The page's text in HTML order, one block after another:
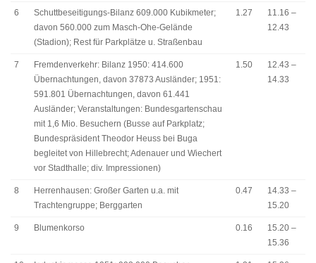
6
Schuttbeseitigungs-Bilanz 609.000 Kubikmeter;
davon 560.000 zum Masch-Ohe-Gelände
(Stadion); Rest für Parkplätze u. Straßenbau
1.27
11.16 –
12.43
7
Fremdenverkehr: Bilanz 1950: 414.600
Übernachtungen, davon 37873 Ausländer; 1951:
591.801 Übernachtungen, davon 61.441
Ausländer; Veranstaltungen: Bundesgartenschau
mit 1,6 Mio. Besuchern (Busse auf Parkplatz;
Bundespräsident Theodor Heuss bei Buga
begleitet von Hillebrecht; Adenauer und Wiechert
vor Stadthalle; div. Impressionen)
1.50
12.43 –
14.33
8
Herrenhausen: Großer Garten u.a. mit
Trachtengruppe; Berggarten
0.47
14.33 –
15.20
9 Blumenkorso 0.16
15.20 –
15.36